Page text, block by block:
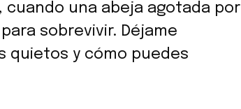
una abeja agotada por
sobrevivir. Déjame
quietos y cómo puedes